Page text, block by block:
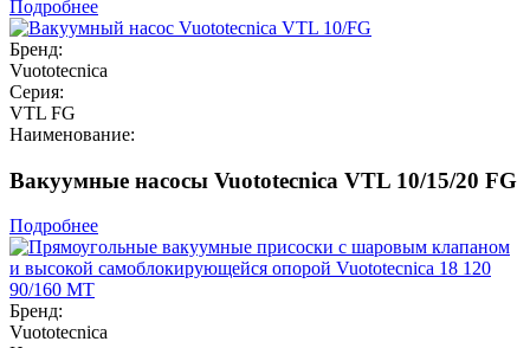
Подробнее
Бренд:
Vuototecnica
Серия:
VTL FG
Наименование:
Вакуумные насосы Vuototecnica VTL 10/15/20 FG
Подробнее
Бренд:
Vuototecnica